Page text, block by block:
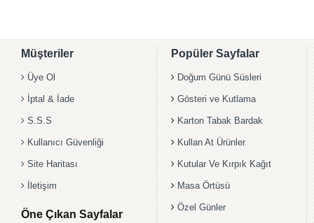
Müşteriler
Üye Ol
İptal & İade
S.S.S
Kullanıcı Güvenliği
Site Haritası
İletişim
Öne Çıkan Sayfalar
Popüler Sayfalar
Doğum Günü Süsleri
Gösteri ve Kutlama
Karton Tabak Bardak
Kullan At Ürünler
Kutular Ve Kırpık Kağıt
Masa Örtüsü
Özel Günler